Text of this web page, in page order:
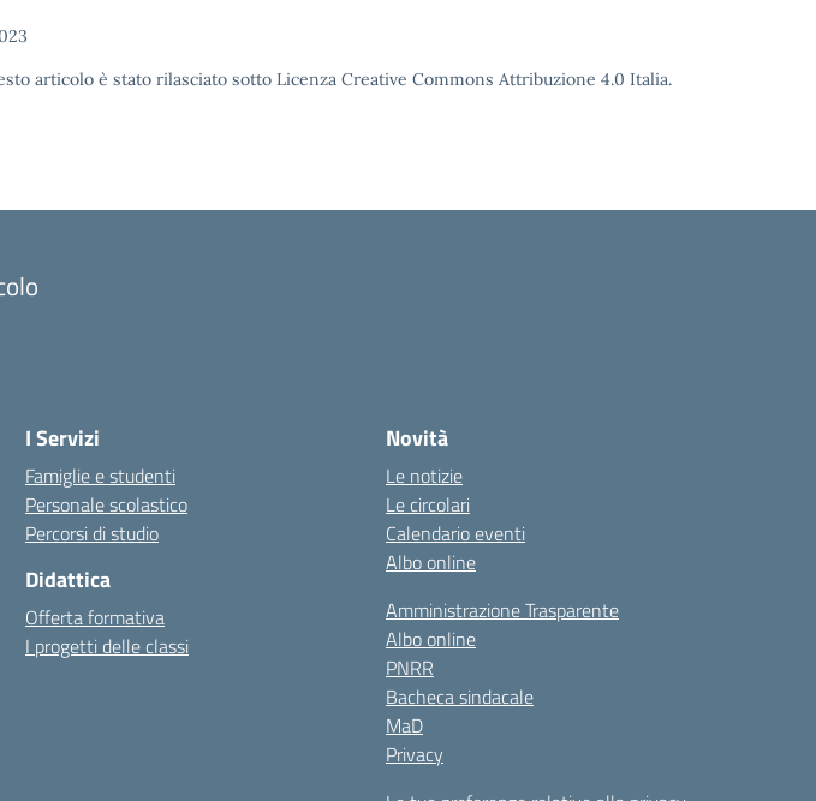
articolo è stato rilasciato sotto Licenza Creative Commons Attribuzione 4.0 Italia.
I Servizi
Famiglie e studenti
Personale scolastico
Percorsi di studio
Didattica
Offerta formativa
I progetti delle classi
Novità
Le notizie
Le circolari
Calendario eventi
Albo online
Amministrazione Trasparente
Albo online
PNRR
Bacheca sindacale
MaD
Privacy